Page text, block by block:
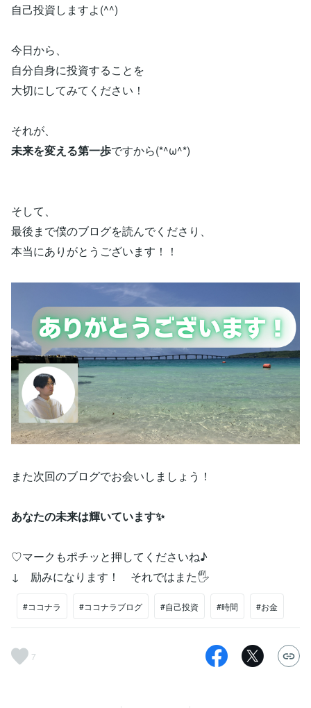
自己投資しますよ(^^)
今日から、
自分自身に投資することを
大切にしてみてください！
それが、
未来を変える第一歩ですから(*^ω^*)
そして、
最後まで僕のブログを読んでくださり、
本当にありがとうございます！！
また次回のブログでお会いしましょう！
あなたの未来は輝いています✨
♡マークもポチッと押してくださいね♪
↓ 励みになります！ それではまた🖐️
#ココナラ #ココナラブログ #自己投資 #時間 #お金
7